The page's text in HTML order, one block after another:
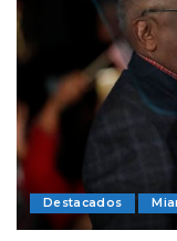
Destacados